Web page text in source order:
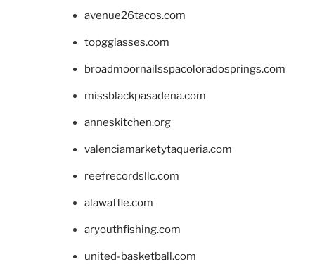
avenue26tacos.com
topgglasses.com
broadmoornailsspacoloradosprings.com
missblackpasadena.com
anneskitchen.org
valenciamarketytaqueria.com
reefrecordsllc.com
alawaffle.com
aryouthfishing.com
united-basketball.com